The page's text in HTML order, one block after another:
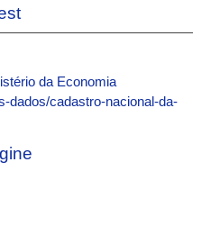
da Economia
dados/cadastro-nacional-da-